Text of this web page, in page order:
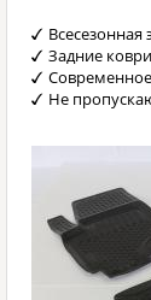
Всесезонная
Задние
Не